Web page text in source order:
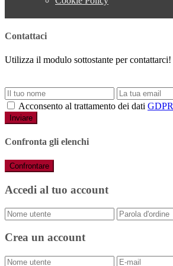
Contattaci
Utilizza il modulo sottostante per contattarci!
Acconsento al trattamento dei dati GDPR
Inviare
Confronta gli elenchi
Confrontare
Accedi al tuo account
Crea un account